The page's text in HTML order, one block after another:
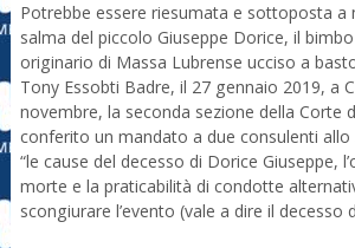
Potrebbe essere riesumata e sottoposta a
salma del piccolo Giuseppe Dorice, il
originario di Massa Lubrense ucciso a
Tony Essobti Badre, il 27 gennaio 2019, a
novembre, la seconda sezione della Corte
conferito un mandato a due consulenti
“le cause del decesso di Dorice Giuseppe,
morte e la praticabilità di condotte
scongiurare l’evento (vale a dire il decesso